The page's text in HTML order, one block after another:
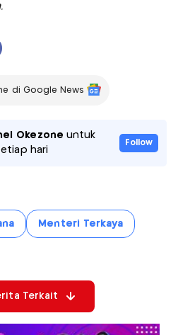
di Google News
Okezone untuk
hari
Follow
Menteri Terkaya
Terkait